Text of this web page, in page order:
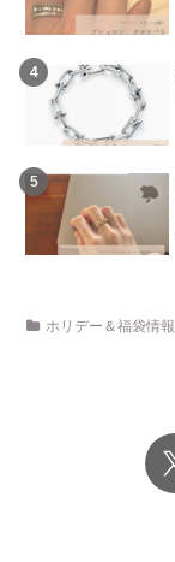
ホリデー＆福袋情報